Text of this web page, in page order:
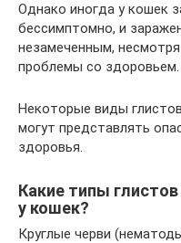
Однако иногда у кошек
бессимптомно, и
незамеченным,
проблемы со здоровьем.
Некоторые виды
могут представлять
здоровья.
Какие типы
у кошек?
Круглые черви